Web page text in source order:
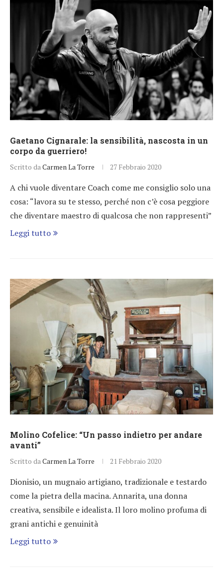
Gaetano Cignarale: la sensibilità, nascosta in un
corpo da guerriero!
Scritto da Carmen La Torre 27 Febbraio 2020
A chi vuole diventare Coach come me consiglio solo una
cosa: “lavora su te stesso, perché non c’è cosa peggiore
che diventare maestro di qualcosa che non rappresenti”
Leggi tutto
Molino Cofelice: “Un passo indietro per andare
avanti”
Scritto da Carmen La Torre 21 Febbraio 2020
Dionisio, un mugnaio artigiano, tradizionale e testardo
come la pietra della macina. Annarita, una donna
creativa, sensibile e idealista. Il loro molino profuma di
grani antichi e genuinità
Leggi tutto